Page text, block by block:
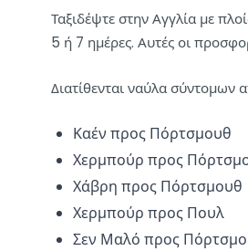
Ταξιδέψτε στην Αγγλία με
5 ή 7 ημέρες. Αυτές οι
Διατίθενται ναύλα
Καέν προς Πόρτσμουθ
Χερμπούρ προς
Χάβρη προς Πόρτσμουθ
Χερμπούρ προς Πουλ
Σεν Μαλό προς